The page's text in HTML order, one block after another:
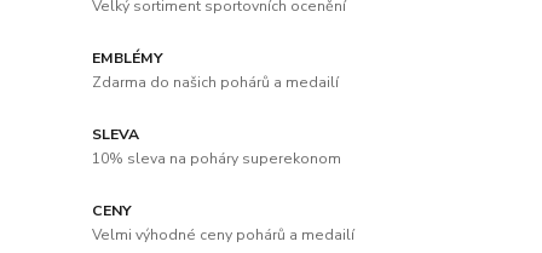
Velký sortiment sportovních ocenění
EMBLÉMY
Zdarma do našich pohárů a medailí
SLEVA
10% sleva na poháry superekonom
CENY
Velmi výhodné ceny pohárů a medailí